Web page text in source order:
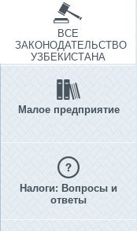
ВСЕ
ЗАКОНОДАТЕЛЬСТВО
УЗБЕКИСТАНА
Малое предприятие
Налоги: Вопросы и
ответы